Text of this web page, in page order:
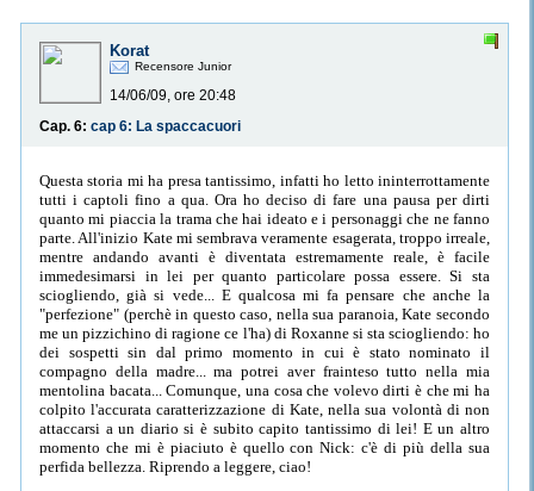
Korat
Recensore Junior
14/06/09, ore 20:48
Cap. 6: cap 6: La spaccacuori
Questa storia mi ha presa tantissimo, infatti ho letto ininterrottamente
tutti i captoli fino a qua. Ora ho deciso di fare una pausa per dirti
quanto mi piaccia la trama che hai ideato e i personaggi che ne fanno
parte. All'inizio Kate mi sembrava veramente esagerata, troppo irreale,
mentre andando avanti è diventata estremamente reale, è facile
immedesimarsi in lei per quanto particolare possa essere. Si sta
sciogliendo, già si vede... E qualcosa mi fa pensare che anche la
"perfezione" (perchè in questo caso, nella sua paranoia, Kate secondo
me un pizzichino di ragione ce l'ha) di Roxanne si sta sciogliendo: ho
dei sospetti sin dal primo momento in cui è stato nominato il
compagno della madre... ma potrei aver frainteso tutto nella mia
mentolina bacata... Comunque, una cosa che volevo dirti è che mi ha
colpito l'accurata caratterizzazione di Kate, nella sua volontà di non
attaccarsi a un diario si è subito capito tantissimo di lei! E un altro
momento che mi è piaciuto è quello con Nick: c'è di più della sua
perfida bellezza. Riprendo a leggere, ciao!